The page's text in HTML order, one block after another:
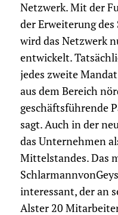
Netzwerk. Mit der
der Erweiterung
wird das Netzwerk
entwickelt.
jedes zweite
aus dem Bereich
geschäftsführende
sagt. Auch in der
das Unternehmen
Mittelstandes. Das
interessant, der an
Alster 20